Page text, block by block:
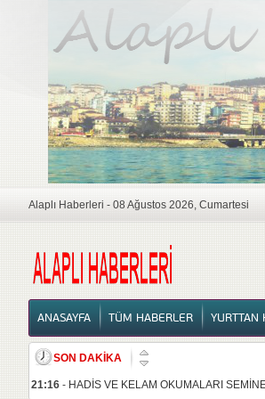
Alaplı Haberleri - 08 Ağustos 2026, Cumartesi
ANASAYFA
ANASAYFA TÜM HABERLER YURTTAN
SON DAKİKA
21:16 - HADİS VE KELAM OKUMALARI